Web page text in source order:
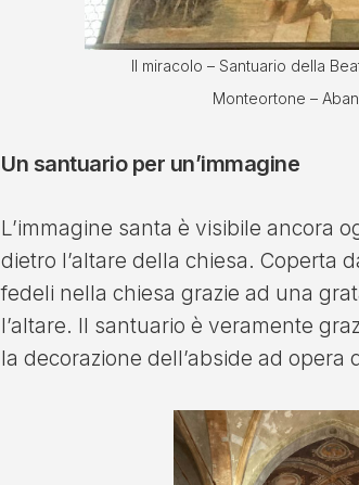
Il miracolo – Santuario della
Monteortone –
Un santuario per un’immagine
L’immagine santa è visibile ancora
dietro l’altare della chiesa. Coperta
fedeli nella chiesa grazie ad una
l’altare. Il santuario è veramente
la decorazione dell’abside ad